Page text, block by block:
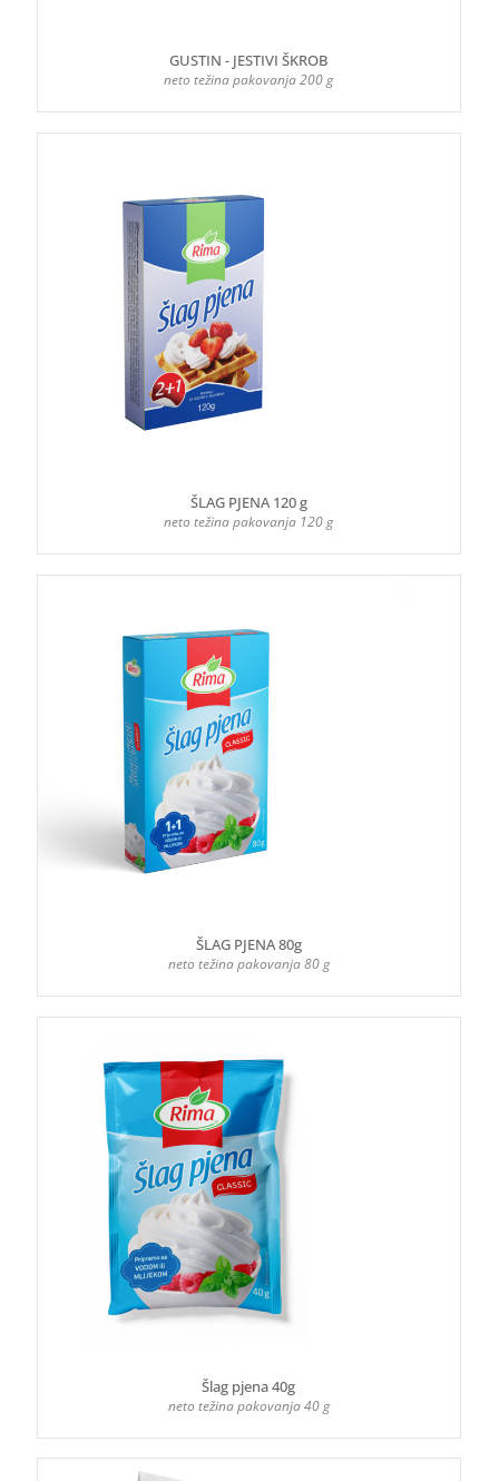
GUSTIN - JESTIVI ŠKROB
neto težina pakovanja 200 g
ŠLAG PJENA 120 g
neto težina pakovanja 120 g
ŠLAG PJENA 80g
neto težina pakovanja 80 g
Šlag pjena 40g
neto težina pakovanja 40 g